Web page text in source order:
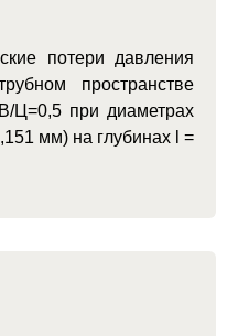
потери давления
пространстве
Ц=0,5 при диаметрах
мм) на глубинах l =